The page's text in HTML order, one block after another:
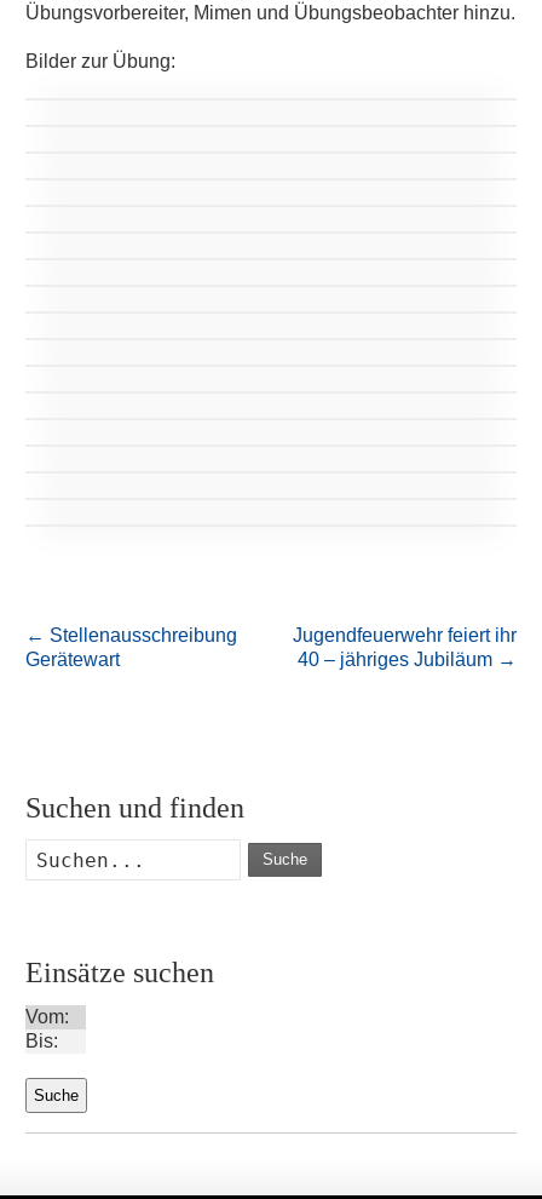
Übungsvorbereiter, Mimen und Übungsbeobachter hinzu.
Bilder zur Übung:
← Stellenausschreibung
Gerätewart
Jugendfeuerwehr feiert ihr
40 – jähriges Jubiläum →
Suchen und finden
Suche
Einsätze suchen
Vom:
Bis: